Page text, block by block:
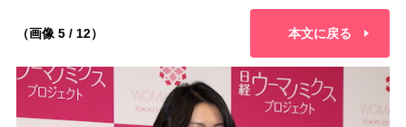
（画像 5 / 12） 本文に戻る